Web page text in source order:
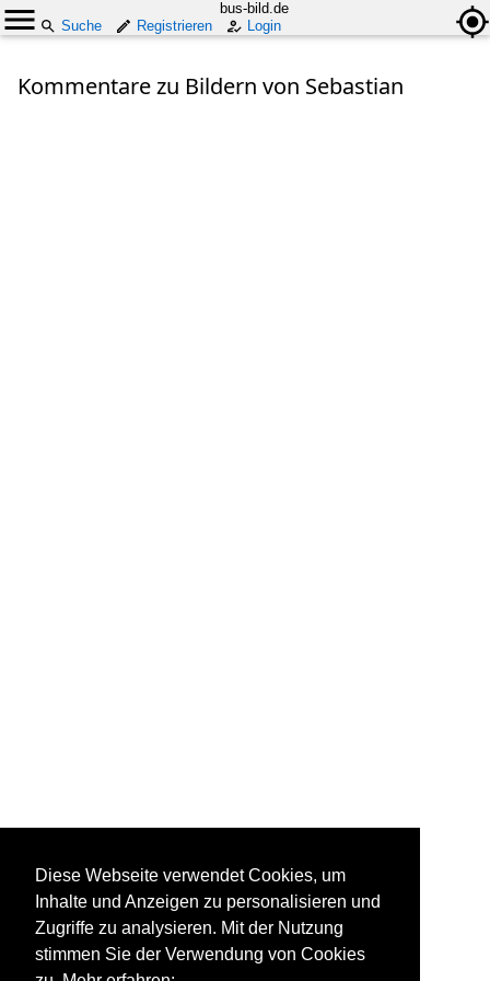
bus-bild.de
Suche
Registrieren Login
Kommentare zu Bildern von Sebastian
Diese Webseite verwendet Cookies, um
Inhalte und Anzeigen zu personalisieren und
Zugriffe zu analysieren. Mit der Nutzung
stimmen Sie der Verwendung von Cookies